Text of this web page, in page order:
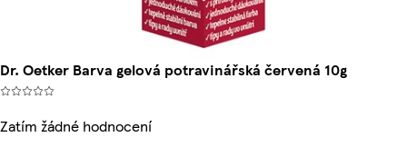
Dr. Oetker Barva gelová potravinářská červená 10g
Zatím žádné hodnocení